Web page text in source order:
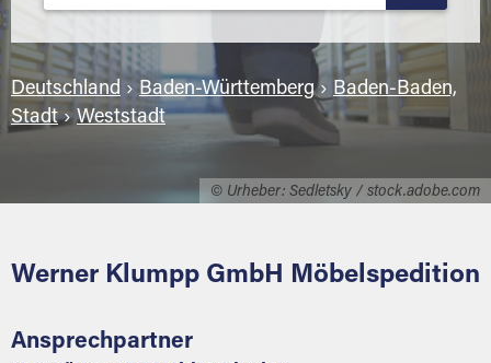
© Urheber: Sedletsky / stock.adobe.com
Deutschland › Baden-Württemberg› Baden-Baden,
Stadt› Weststadt
Werner Klumpp GmbH Möbelspedition
Ansprechpartner